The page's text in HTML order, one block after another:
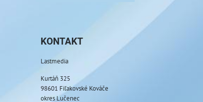
KONTAKT
Lastmedia
Kurtáň 325
98601 Fiľakovské Kováče
okres Lučenec